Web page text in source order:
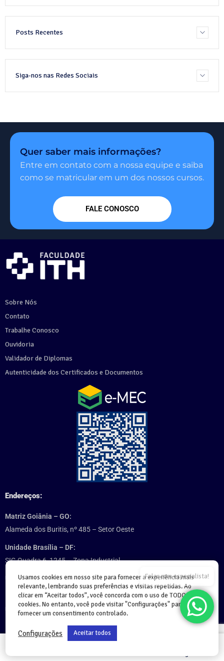
Posts Recentes
Siga-nos nas Redes Sociais
Quer saber mais informações?
Entre em contato com a nossa equipe e saiba
como se matricular em um dos nossos cursos.
FALE CONOSCO
Sobre Nós
Contato
Trabalhe Conosco
Ouvidoria
Validador de Diplomas
Autenticidade dos Certificados e Documentos
Endereços:
Matriz Goiânia – GO:
Alameda dos Buritis, nº 485 – Setor Oeste
Unidade Brasília – DF:
SIG Quadra 6, 1245 – Zona Industrial
Unidade São Paulo – SP:
Professor José Lannes, 40 – Cidade Monções
Unidade Palmas – TO:
Unidade Cuiabá – MT:
Rua João Bento, 170 – Bairro Quilombo, Villa Grecco
Usamos cookies em nosso site para fornecer a experiência mais
relevante, lembrando suas preferências e visitas repetidas. Ao
clicar em “Aceitar todos”, você concorda com o uso de TODOS os
cookies. No entanto, você pode visitar "Configurações" para
fornecer um consentimento controlado.
Configurações Aceitar todos
Falar com especialista!